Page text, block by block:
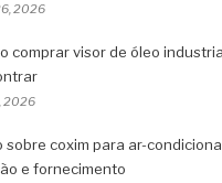
2026
comprar visor de óleo
2026
sobre coxim para ar-
e fornecimento